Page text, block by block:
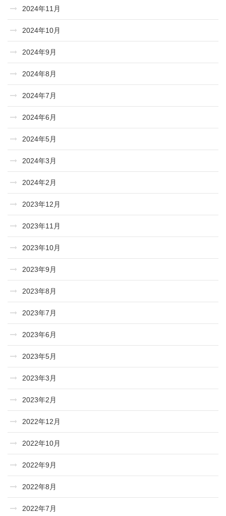
2024年11月
2024年10月
2024年9月
2024年8月
2024年7月
2024年6月
2024年5月
2024年3月
2024年2月
2023年12月
2023年11月
2023年10月
2023年9月
2023年8月
2023年7月
2023年6月
2023年5月
2023年3月
2023年2月
2022年12月
2022年10月
2022年9月
2022年8月
2022年7月